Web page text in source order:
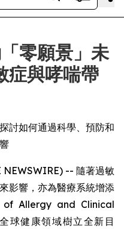
零願景」未
症與哮喘帶
討如何通過科學、預防和
-- 隨著過敏
影響，亦為醫療系統增添
Allergy and Clinical
球健康領域樹立全新目